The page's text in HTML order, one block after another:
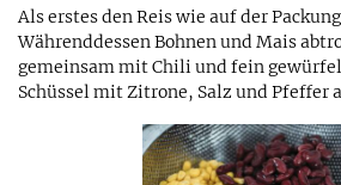
Als erstes den Reis wie auf der
Währenddessen Bohnen und Mais
gemeinsam mit Chili und fein
Schüssel mit Zitrone, Salz und Pfeffer